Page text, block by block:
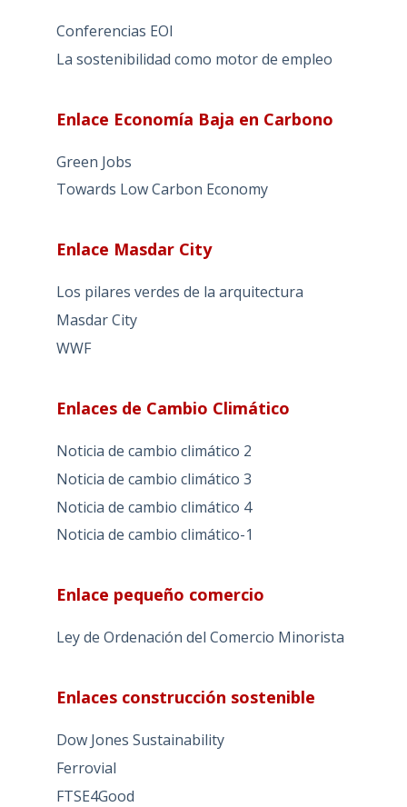
Conferencias EOI
La sostenibilidad como motor de empleo
Enlace Economía Baja en Carbono
Green Jobs
Towards Low Carbon Economy
Enlace Masdar City
Los pilares verdes de la arquitectura
Masdar City
WWF
Enlaces de Cambio Climático
Noticia de cambio climático 2
Noticia de cambio climático 3
Noticia de cambio climático 4
Noticia de cambio climático-1
Enlace pequeño comercio
Ley de Ordenación del Comercio Minorista
Enlaces construcción sostenible
Dow Jones Sustainability
Ferrovial
FTSE4Good